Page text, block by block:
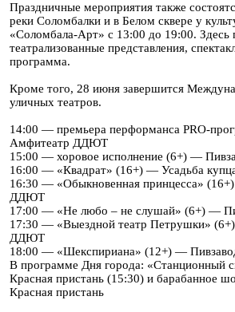
Праздничные мероприятия также
реки Соломбалки и в Белом сквере у
«Соломбала-Арт» с 13:00 до 19:00. Здесь
театрализованные представления,
программа.
Кроме того, 28 июня завершится
уличных театров.
14:00 — премьера перформанса PRO-
Амфитеатр ДДЮТ
15:00 — хоровое исполнение (6+) —
16:00 — «Квадрат» (16+) — Усадьба
16:30 — «Обыкновенная принцесса»
ДДЮТ
17:00 — «Не любо – не слушай» (6+) —
17:30 — «Выездной театр Петрушки»
ДДЮТ
18:00 — «Шекспириана» (12+) —
В программе Дня города: «Станционный
Красная пристань (15:30) и барабанное
Красная пристань